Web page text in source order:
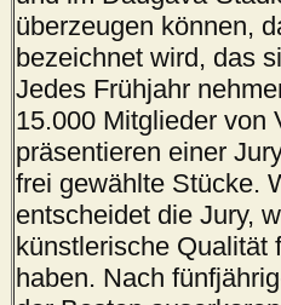
überzeugen können,
bezeichnet wird, das
Jedes Frühjahr
15.000 Mitglieder von
präsentieren einer
frei gewählte Stücke.
entscheidet die Jury,
künstlerische Qualität
haben. Nach